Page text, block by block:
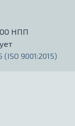
НПП
9001:2015)